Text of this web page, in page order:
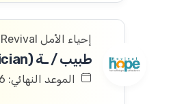
إحياء الأمل Hope Revival
طبيب / ـة (Physician)
الموعد النهائي: 10/08/2026